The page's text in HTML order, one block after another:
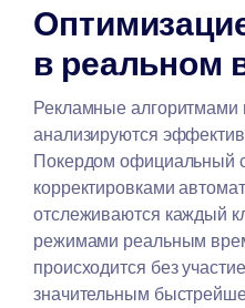
в реальном
Рекламные
анализируются
Покердом официальный
корректировками
отслеживаются каждый
режимами реальным
происходится без
значительным